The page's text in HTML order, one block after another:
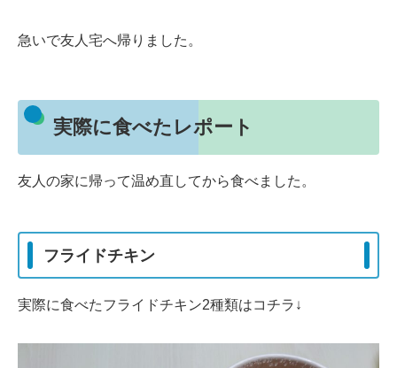
急いで友人宅へ帰りました。
実際に食べたレポート
友人の家に帰って温め直してから食べました。
フライドチキン
実際に食べたフライドチキン2種類はコチラ↓